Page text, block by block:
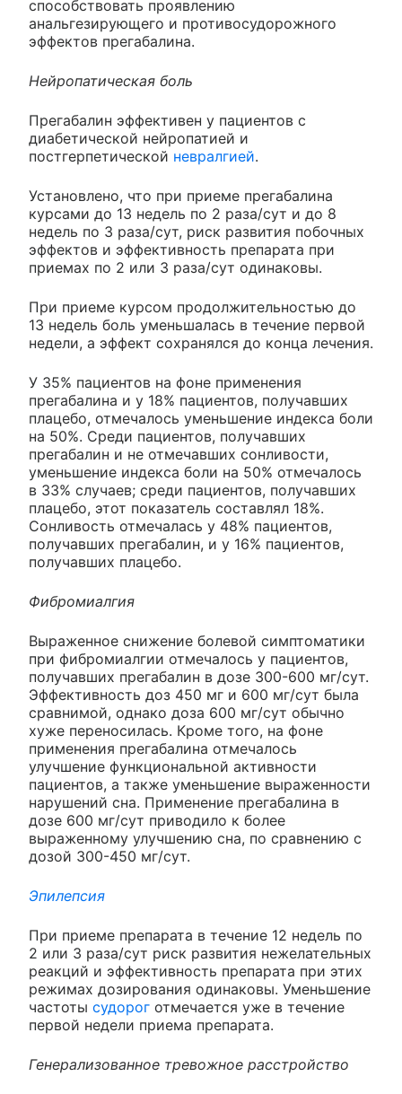
способствовать проявлению
анальгезирующего и противосудорожного
эффектов прегабалина.
Нейропатическая боль
Прегабалин эффективен у пациентов с
диабетической нейропатией и
постгерпетической невралгией.
Установлено, что при приеме прегабалина
курсами до 13 недель по 2 раза/сут и до 8
недель по 3 раза/сут, риск развития побочных
эффектов и эффективность препарата при
приемах по 2 или 3 раза/сут одинаковы.
При приеме курсом продолжительностью до
13 недель боль уменьшалась в течение первой
недели, а эффект сохранялся до конца лечения.
У 35% пациентов на фоне применения
прегабалина и у 18% пациентов, получавших
плацебо, отмечалось уменьшение индекса боли
на 50%. Среди пациентов, получавших
прегабалин и не отмечавших сонливости,
уменьшение индекса боли на 50% отмечалось
в 33% случаев; среди пациентов, получавших
плацебо, этот показатель составлял 18%.
Сонливость отмечалась у 48% пациентов,
получавших прегабалин, и у 16% пациентов,
получавших плацебо.
Фибромиалгия
Выраженное снижение болевой симптоматики
при фибромиалгии отмечалось у пациентов,
получавших прегабалин в дозе 300-600 мг/сут.
Эффективность доз 450 мг и 600 мг/сут была
сравнимой, однако доза 600 мг/сут обычно
хуже переносилась. Кроме того, на фоне
применения прегабалина отмечалось
улучшение функциональной активности
пациентов, а также уменьшение выраженности
нарушений сна. Применение прегабалина в
дозе 600 мг/сут приводило к более
выраженному улучшению сна, по сравнению с
дозой 300-450 мг/сут.
Эпилепсия
При приеме препарата в течение 12 недель по
2 или 3 раза/сут риск развития нежелательных
реакций и эффективность препарата при этих
режимах дозирования одинаковы. Уменьшение
частоты судорог отмечается уже в течение
первой недели приема препарата.
Генерализованное тревожное расстройство